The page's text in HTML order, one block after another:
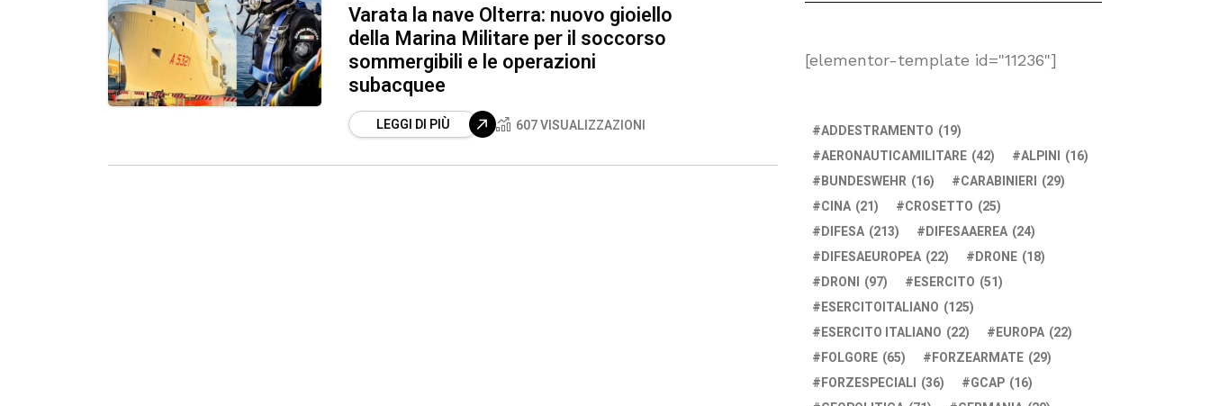
Varata la nave Olterra: nuovo gioiello
della Marina Militare per il soccorso
sommergibili e le operazioni
subacquee
LEGGI DI PIÙ 607 VISUALIZZAZIONI
[elementor-template id="11236"]
ADDESTRAMENTO (19)
AERONAUTICAMILITARE (42) ALPINI (16)
BUNDESWEHR (16) CARABINIERI (29)
CINA (21) CROSETTO (25)
DIFESA (213) DIFESAAEREA (24)
DIFESAEUROPEA (22) DRONE (18)
DRONI (97) ESERCITO (51)
ESERCITOITALIANO (125)
ESERCITO ITALIANO (22) EUROPA (22)
FOLGORE (65) FORZEARMATE (29)
FORZESPECIALI (36) GCAP (16)